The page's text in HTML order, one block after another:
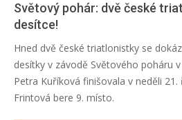
Světový pohár: dvě české
desítce!
Hned dvě české triatlonistky se
desítky v závodě Světového poháru
Petra Kuříková finišovala v neděli
Frintová bere 9. místo.